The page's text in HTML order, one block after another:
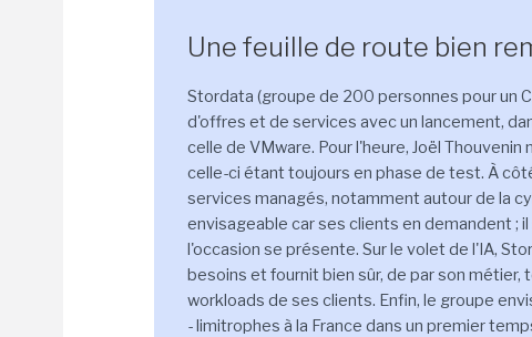
Une feuille de route bien
Stordata (groupe de 200 personnes pour un
d'offres et de services avec un lancement,
celle de VMware. Pour l'heure, Joël
celle-ci étant toujours en phase de test. À
services managés, notamment autour de la
envisageable car ses clients en demandent ;
l'occasion se présente. Sur le volet de l'IA,
besoins et fournit bien sûr, de par son
workloads de ses clients. Enfin, le groupe
- limitrophes à la France dans un premier